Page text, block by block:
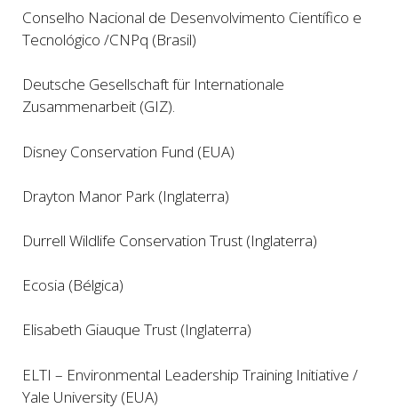
Conselho Nacional de Desenvolvimento Científico e
Tecnológico /CNPq (Brasil)
Deutsche Gesellschaft für Internationale
Zusammenarbeit (GIZ).
Disney Conservation Fund (EUA)
Drayton Manor Park (Inglaterra)
Durrell Wildlife Conservation Trust (Inglaterra)
Ecosia (Bélgica)
Elisabeth Giauque Trust (Inglaterra)
ELTI – Environmental Leadership Training Initiative /
Yale University (EUA)